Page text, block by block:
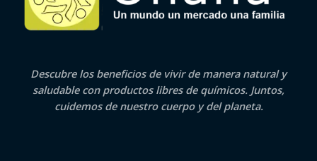
Descubre los beneficios de vivir de manera natural y
saludable con productos libres de químicos. Juntos,
cuidemos de nuestro cuerpo y del planeta.